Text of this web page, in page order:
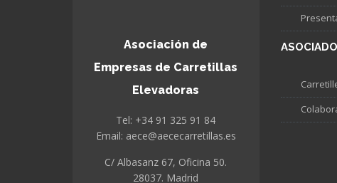
Asociación de
Empresas de Carretillas
Elevadoras
Tel: +34 91 325 91 84
Email: aece@aececarretillas.es
C/ Albasanz 67, Oficina 50.
28037. Madrid